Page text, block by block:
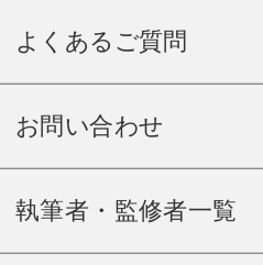
よくあるご質問
お問い合わせ
執筆者・監修者一覧